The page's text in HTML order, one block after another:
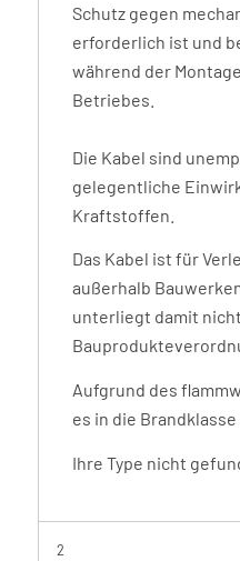
Schutz gegen
erforderlich ist und
während der
Betriebes.
Die Kabel sind
gelegentliche
Kraftstoffen.
Das Kabel ist für
außerhalb
unterliegt damit
Aufgrund des
es in die
Ihre Type nicht
2